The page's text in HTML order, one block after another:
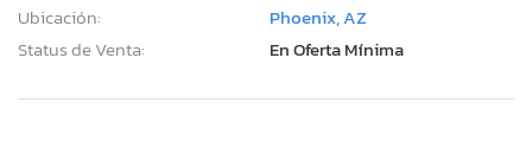
Ubicación:
Phoenix, AZ
Status de Venta:
En Oferta Mínima